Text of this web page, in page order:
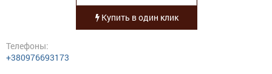
Купить в один клик
Телефоны:
+380976693173